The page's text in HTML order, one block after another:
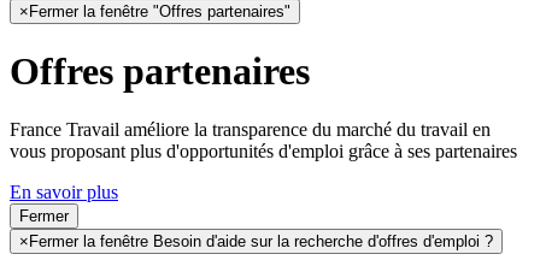
×Fermer la fenêtre "Offres partenaires"
Offres partenaires
France Travail améliore la transparence du marché du travail en
vous proposant plus d'opportunités d'emploi grâce à ses partenaires
En savoir plus
Fermer
× Fermer la fenêtre Besoin d'aide sur la recherche d'offres d'emploi ?